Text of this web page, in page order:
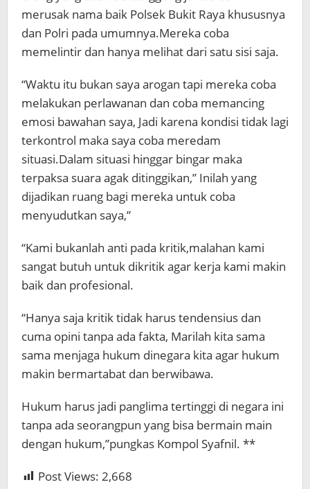
merusak nama baik Polsek Bukit Raya khususnya
dan Polri pada umumnya.Mereka coba
memelintir dan hanya melihat dari satu sisi saja.
“Waktu itu bukan saya arogan tapi mereka coba
melakukan perlawanan dan coba memancing
emosi bawahan saya, Jadi karena kondisi tidak lagi
terkontrol maka saya coba meredam
situasi.Dalam situasi hinggar bingar maka
terpaksa suara agak ditinggikan,” Inilah yang
dijadikan ruang bagi mereka untuk coba
menyudutkan saya,”
“Kami bukanlah anti pada kritik,malahan kami
sangat butuh untuk dikritik agar kerja kami makin
baik dan profesional.
“Hanya saja kritik tidak harus tendensius dan
cuma opini tanpa ada fakta, Marilah kita sama
sama menjaga hukum dinegara kita agar hukum
makin bermartabat dan berwibawa.
Hukum harus jadi panglima tertinggi di negara ini
tanpa ada seorangpun yang bisa bermain main
dengan hukum,”pungkas Kompol Syafnil. **
Post Views: 2,668